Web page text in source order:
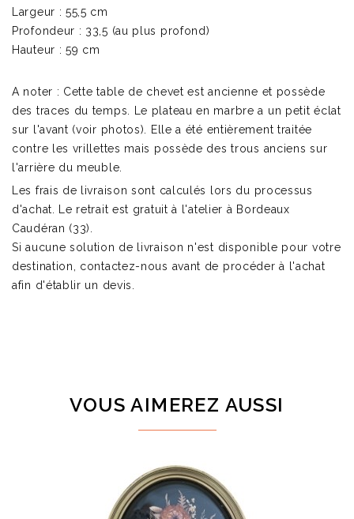
Largeur : 55,5 cm
Profondeur : 33,5 (au plus profond)
Hauteur : 59 cm
A noter : Cette table de chevet est ancienne et possède
des traces du temps. Le plateau en marbre a un petit éclat
sur l'avant (voir photos). Elle a été entièrement traitée
contre les vrillettes mais possède des trous anciens sur
l'arrière du meuble.
Les frais de livraison sont calculés lors du processus
d'achat. Le retrait est gratuit à l'atelier à Bordeaux
Caudéran (33).
Si aucune solution de livraison n'est disponible pour votre
destination, contactez-nous avant de procéder à l'achat
afin d'établir un devis.
VOUS AIMEREZ AUSSI